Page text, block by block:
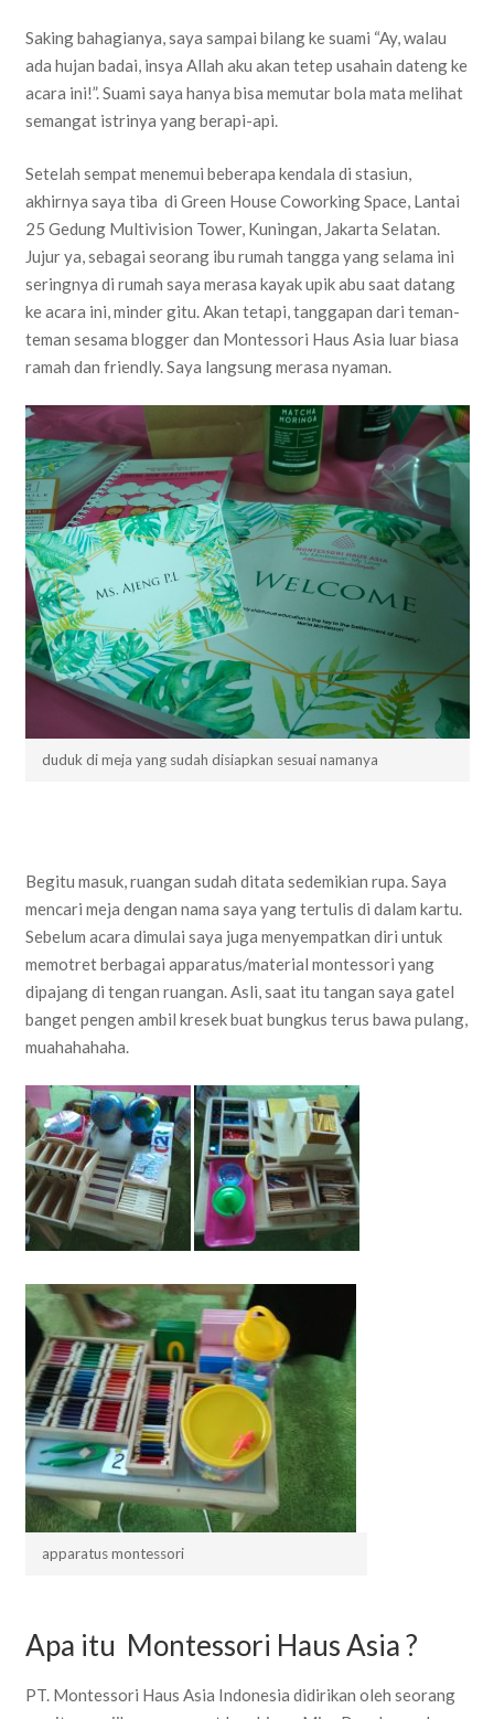
Saking bahagianya, saya sampai bilang ke suami “Ay, walau
ada hujan badai, insya Allah aku akan tetep usahain dateng ke
acara ini!”. Suami saya hanya bisa memutar bola mata melihat
semangat istrinya yang berapi-api.
Setelah sempat menemui beberapa kendala di stasiun,
akhirnya saya tiba di Green House Coworking Space, Lantai
25 Gedung Multivision Tower, Kuningan, Jakarta Selatan.
Jujur ya, sebagai seorang ibu rumah tangga yang selama ini
seringnya di rumah saya merasa kayak upik abu saat datang
ke acara ini, minder gitu. Akan tetapi, tanggapan dari teman-
teman sesama blogger dan Montessori Haus Asia luar biasa
ramah dan friendly. Saya langsung merasa nyaman.
duduk di meja yang sudah disiapkan sesuai namanya
Begitu masuk, ruangan sudah ditata sedemikian rupa. Saya
mencari meja dengan nama saya yang tertulis di dalam kartu.
Sebelum acara dimulai saya juga menyempatkan diri untuk
memotret berbagai apparatus/material montessori yang
dipajang di tengan ruangan. Asli, saat itu tangan saya gatel
banget pengen ambil kresek buat bungkus terus bawa pulang,
muahahahaha.
apparatus montessori
Apa itu Montessori Haus Asia ?
PT. Montessori Haus Asia Indonesia didirikan oleh seorang